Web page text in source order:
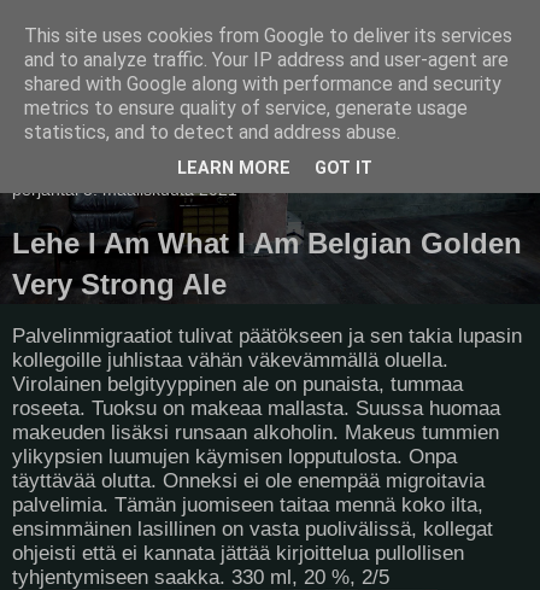
Pullollinen
perjantai 5. maaliskuuta 2021
Lehe I Am What I Am Belgian Golden
Very Strong Ale
Palvelinmigraatiot tulivat päätökseen ja sen takia lupasin
kollegoille juhlistaa vähän väkevämmällä oluella.
Virolainen belgityyppinen ale on punaista, tummaa
roseeta. Tuoksu on makeaa mallasta. Suussa huomaa
makeuden lisäksi runsaan alkoholin. Makeus tummien
ylikypsien luumujen käymisen lopputulosta. Onpa
täyttävää olutta. Onneksi ei ole enempää migroitavia
palvelimia. Tämän juomiseen taitaa mennä koko ilta,
ensimmäinen lasillinen on vasta puolivälissä, kollegat
ohjeisti että ei kannata jättää kirjoittelua pullollisen
tyhjentymiseen saakka. 330 ml, 20 %, 2/5
This site uses cookies from Google to deliver its services
and to analyze traffic. Your IP address and user-agent are
shared with Google along with performance and security
metrics to ensure quality of service, generate usage
statistics, and to detect and address abuse.
LEARN MORE GOT IT